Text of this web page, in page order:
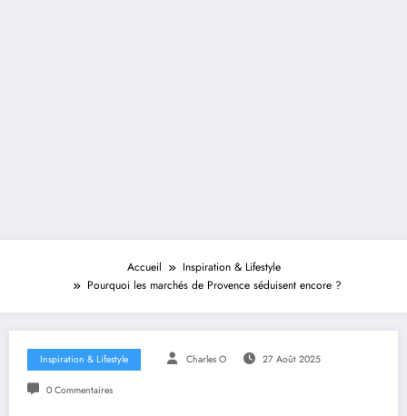
Accueil
Inspiration & Lifestyle
Pourquoi les marchés de Provence séduisent encore ?
Inspiration & Lifestyle Charles O 27 Août 2025
0 Commentaires